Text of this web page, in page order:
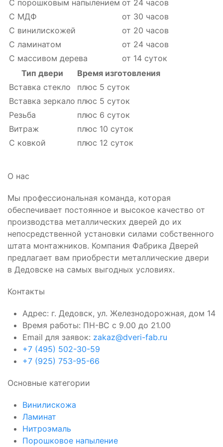
С порошковым напылением от 24 часов
С МДФ
от 30 часов
С винилискожей
от 20 часов
С ламинатом
от 24 часов
С массивом дерева
от 14 суток
Тип двери
Время изготовления
Вставка стекло
плюс 5 суток
Вставка зеркало плюс 5 суток
Резьба
плюс 6 суток
Витраж
плюс 10 суток
С ковкой
плюс 12 суток
О нас
Мы профессиональная команда, которая
обеспечивает постоянное и высокое качество от
производства металлических дверей до их
непосредственной установки силами собственного
штата монтажников. Компания Фабрика Дверей
предлагает вам приобрести металлические двери
в Дедовске на самых выгодных условиях.
Контакты
Адрес: г. Дедовск, ул. Железнодорожная, дом 14
Время работы: ПН-ВС с 9.00 до 21.00
Email для заявок: zakaz@dveri-fab.ru
+7 (495) 502-30-59
+7 (925) 753-95-66
Основные категории
Винилискожа
Ламинат
Нитроэмаль
Порошковое напыление